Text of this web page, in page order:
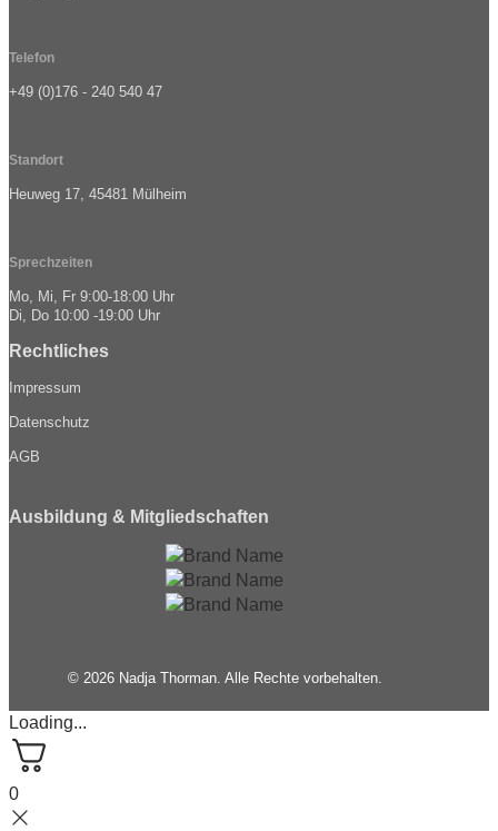
Telefon
+49 (0)176 - 240 540 47
Standort
Heuweg 17, 45481 Mülheim
Sprechzeiten
Mo, Mi, Fr 9:00-18:00 Uhr
Di, Do 10:00 -19:00 Uhr
Rechtliches
Impressum
Datenschutz
AGB
Ausbildung & Mitgliedschaften
© 2026 Nadja Thorman. Alle Rechte vorbehalten.
Loading...
0